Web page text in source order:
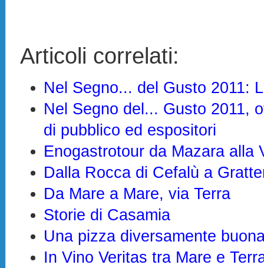
Articoli correlati:
Nel Segno... del Gusto 2011:
Nel Segno del... Gusto 2011,
di pubblico ed espositori
Enogastrotour da Mazara alla
Dalla Rocca di Cefalù a
Da Mare a Mare, via Terra
Storie di Casamia
Una pizza diversamente
In Vino Veritas tra Mare e